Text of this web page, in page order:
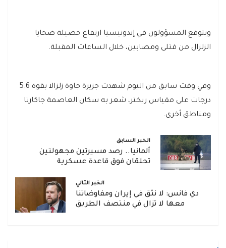
ويتوقع المسؤولون في إندونيسيا ارتفاع حصيلة ضحايا
الزلزال من قتلى ومصابين، خلال الساعات المقبلة.
وفي وقت سابق من اليوم شهدت جزيرة جاوة زلزالا بقوة 5.6
درجات على مقياس ريختر، شعر به سكان العاصمة جاكارتا
ومناطق أخرى.
الخبر السابق
ألمانيا.. رصد مسيرتين مجهولتين
تحلقان فوق قاعدة عسكرية
الخبر التالي
دي فانس: لا نثق في إيران ومفاوضاتنا
معها لا تزال في منتصف الطريق